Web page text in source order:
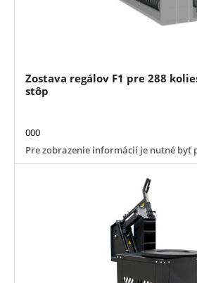
Zostava regálov F1 pre 288
stôp
000
Pre zobrazenie informácií je nutné byť